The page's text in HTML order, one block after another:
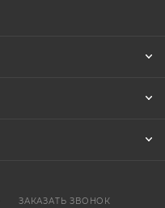
ЗАКАЗАТЬ ЗВОНОК